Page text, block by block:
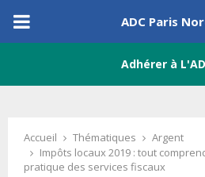
PRIMARY
ADC Paris
Adhérer à
Accueil Thématiques
Argent
Impôts locaux 2019 : tout
pratique des services fiscaux